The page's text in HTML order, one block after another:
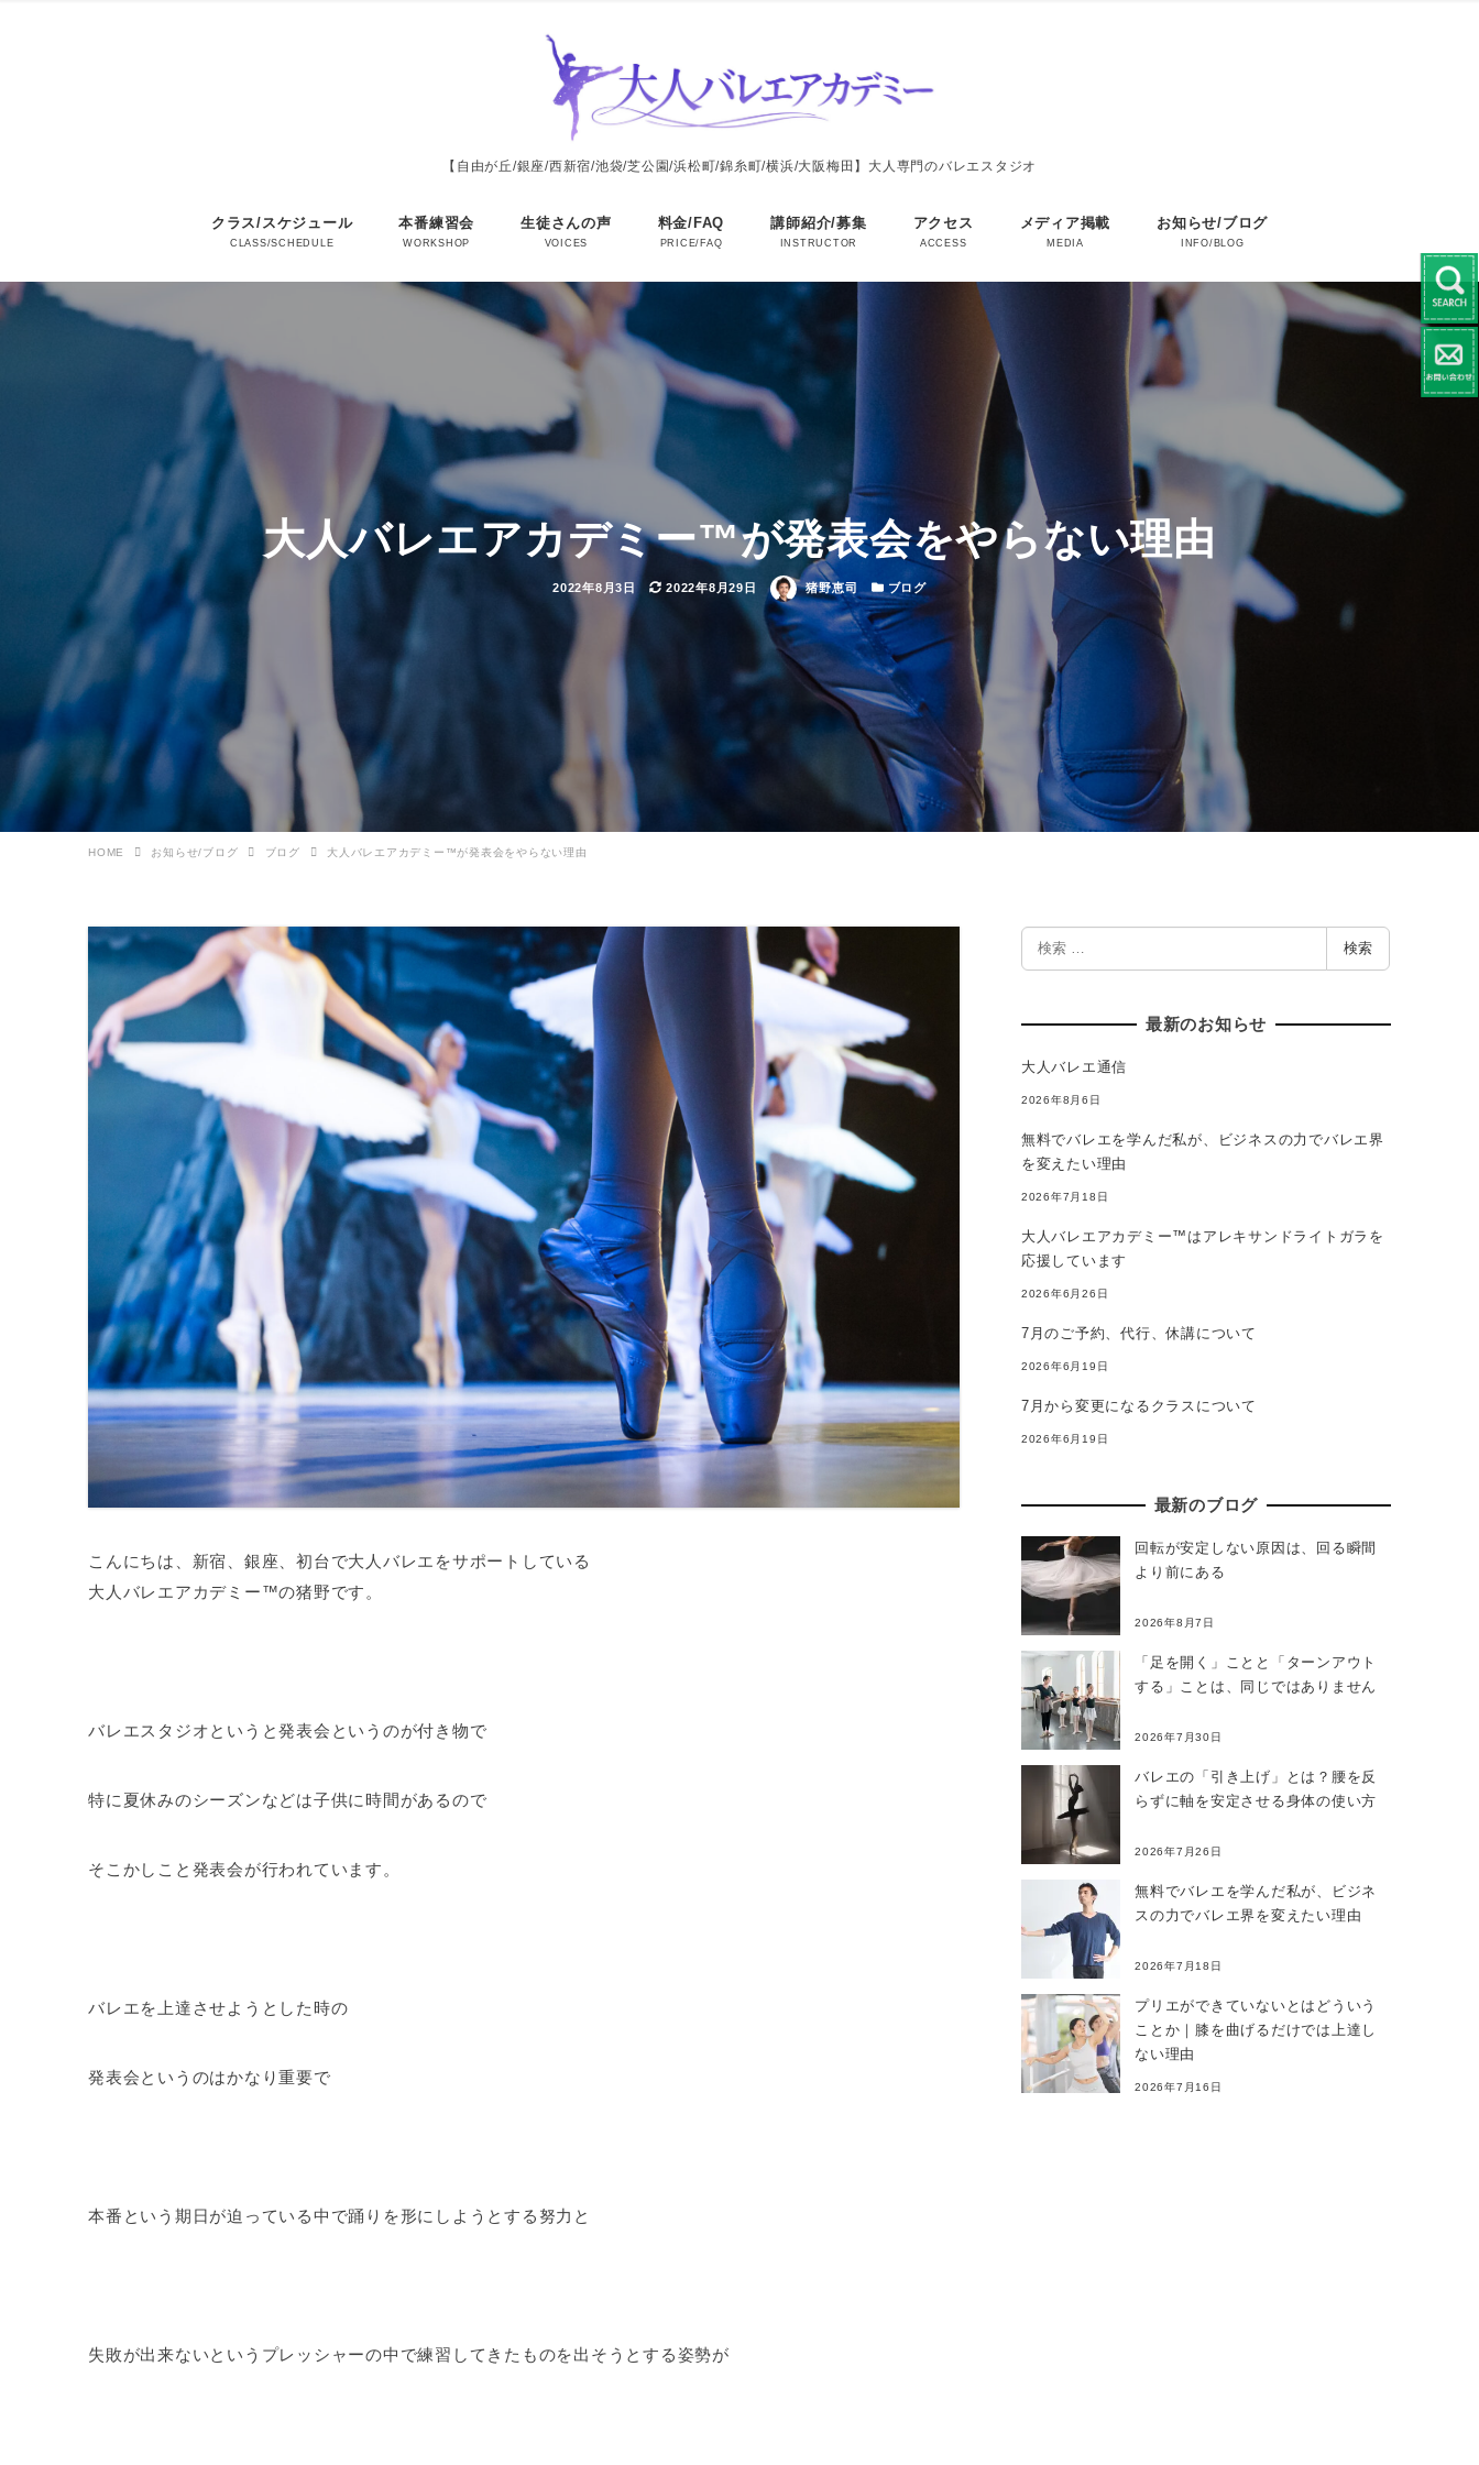
【自由が丘/銀座/西新宿/池袋/芝公園/浜松町/錦糸町/横浜/大阪梅田】大人専門のバレエスタジオ
クラス/スケジュール
CLASS/SCHEDULE
本番練習会
WORKSHOP
生徒さんの声
VOICES
料金/FAQ
PRICE/FAQ
講師紹介/募集
INSTRUCTOR
アクセス
ACCESS
メディア掲載
MEDIA
お知らせ/ブログ
INFO/BLOG
大人バレエアカデミー™が発表会をやらない理由
投
2022年8月3日
更
2022年8月29日
著
者
猪野恵司
カ
テ
ゴ
リ
ー
ブログ
HOME お知らせ/ブログ ブログ 大人バレエアカデミー™が発表会をやらない理由
こんにちは、新宿、銀座、初台で大人バレエをサポートしている
大人バレエアカデミー™の猪野です。
バレエスタジオというと発表会というのが付き物で
特に夏休みのシーズンなどは子供に時間があるので
そこかしこと発表会が行われています。
バレエを上達させようとした時の
発表会というのはかなり重要で
本番という期日が迫っている中で踊りを形にしようとする努力と
失敗が出来ないというプレッシャーの中で練習してきたものを出そうとする姿勢が
索
検索
最新のお知らせ
大人バレエ通信
2026年8月6日
無料でバレエを学んだ私が、ビジネスの力でバレエ界
を変えたい理由
2026年7月18日
大人バレエアカデミー™はアレキサンドライトガラを
応援しています
2026年6月26日
7月のご予約、代行、休講について
2026年6月19日
7月から変更になるクラスについて
2026年6月19日
最新のブログ
回転が安定しない原因は、回る瞬間
より前にある
2026年8月7日
「足を開く」ことと「ターンアウト
する」ことは、同じではありません
2026年7月30日
バレエの「引き上げ」とは？腰を反
らずに軸を安定させる身体の使い方
2026年7月26日
無料でバレエを学んだ私が、ビジネ
スの力でバレエ界を変えたい理由
2026年7月18日
プリエができていないとはどういう
ことか｜膝を曲げるだけでは上達し
ない理由
2026年7月16日